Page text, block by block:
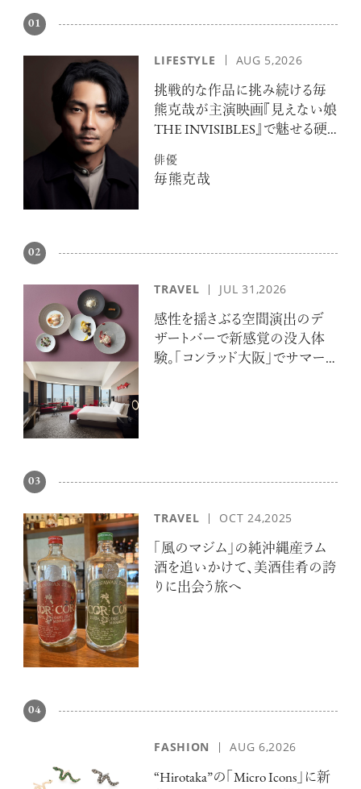
01
LIFESTYLE AUG 5,2026
挑戦的な作品に挑み続ける毎
熊克哉が主演映画『見えない娘
THE INVISIBLES』で魅せる硬
俳優
毎熊克哉
02
TRAVEL JUL 31,2026
感性を揺さぶる空間演出のデ
ザートバーで新感覚の没入体
験。「コンラッド大阪」でサマー
03
TRAVEL OCT 24,2025
「風のマジム」の純沖縄産ラム
酒を追いかけて、美酒佳肴の誇
りに出会う旅へ
04
FASHION AUG 6,2026
“Hirotaka”の「Micro Icons」に新